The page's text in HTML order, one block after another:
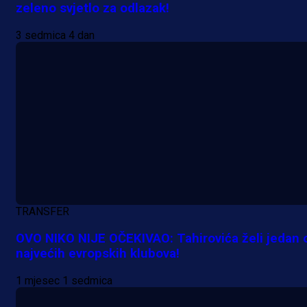
specijale i iskoristi jedinstvenu
9 h 25 min
zeleno svjetlo za odlazak!
3 sedmica 4 dan
TRANSFER
OVO NIKO NIJE OČEKIVAO: Tahirovića želi jedan
najvećih evropskih klubova!
1 mjesec 1 sedmica